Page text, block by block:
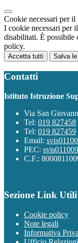
Cookie necessari per
I cookie necessari per
disabilitati. È possibile
policy.
Accetta tutti Salva
Contatti
Istituto Istruzione
Via San
Tel: 019 827458
Tel: 019 827459
Email:
PEC:
C.F.:
Sezione Link Utili
Cookie policy
Note legali
Informativa